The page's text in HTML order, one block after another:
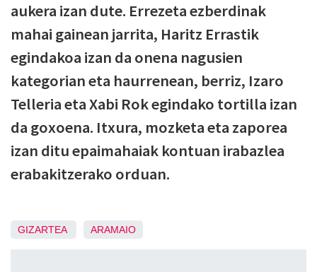
aukera izan dute. Errezeta ezberdinak
mahai gainean jarrita, Haritz Errastik
egindakoa izan da onena nagusien
kategorian eta haurrenean, berriz, Izaro
Telleria eta Xabi Rok egindako tortilla izan
da goxoena. Itxura, mozketa eta zaporea
izan ditu epaimahaiak kontuan irabazlea
erabakitzerako orduan.
GIZARTEA ARAMAIO